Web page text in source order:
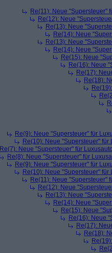
Re(11): Neue "Supersteuer"
Re(12): Neue
Re(13): Neue
Re(14): Neue
Re(13): Neue
Re(14): Neue
Re(15): Neue
Re(16): Neue
Re(17):
Re(18):
Re(9): Neue "Supersteuer" für
Re(10): Neue "Supersteuer" für
Re(7): Neue "Supersteuer" für
Re(8): Neue "Supersteuer" für
Re(9): Neue "Supersteuer" für
Re(10): Neue "Supersteuer" für
Re(11): Neue "Supersteuer"
Re(12): Neue
Re(13): Neue
Re(14): Neue
Re(15): Neue
Re(16): Neue
Re(17):
Re(18):